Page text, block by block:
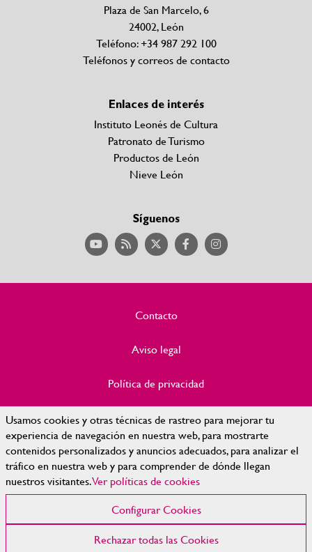
Usamos cookies y otras técnicas de rastreo para mejorar tu
experiencia de navegación en nuestra web, para mostrarte
contenidos personalizados y anuncios adecuados, para analizar el
tráfico en nuestra web y para comprender de dónde llegan
nuestros visitantes.Ver políticas de cookies
Configurar Cookies
Rechazar todas las Cookies
Plaza de San Marcelo, 6
24002, León
Teléfono: +34 987 292 100
Teléfonos y correos de contacto
Enlaces de interés
Instituto Leonés de Cultura
Patronato de Turismo
Productos de León
Nieve León
Síguenos
Contacto
Aviso legal
Política de privacidad
Política de Cookies
Accesibilidad
Mapa Web
Configurar cookies